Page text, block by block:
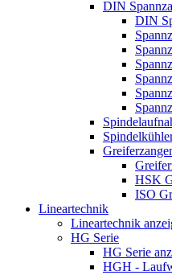
DIN
DIN
HSK
ISO
Lineartechnik
Lineartechnik
HG Serie
HG Serie
HGH -